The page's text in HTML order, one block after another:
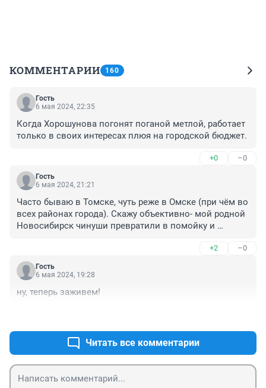
КОММЕНТАРИИ 160
Гость
6 мая 2024, 22:35
Когда Хорошунова погонят поганой метлой, работает
только в своих интересах плюя на городской бюджет.
+0 –0
Гость
6 мая 2024, 21:21
Часто бываю в Томске, чуть реже в Омске (при чём во
всех районах города). Скажу объективно- мой родной
Новосибирск чинуши превратили в помойку и
того, что ни чего к сожалению не поменяется.+2 –0
Гость
6 мая 2024, 19:28
ну, теперь заживем!
Читать все комментарии